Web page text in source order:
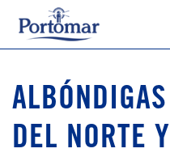
DEL NORTE